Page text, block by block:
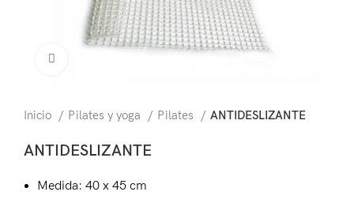
Inicio Pilates y yoga Pilates ANTIDESLIZANTE
ANTIDESLIZANTE
Medida: 40 x 45 cm